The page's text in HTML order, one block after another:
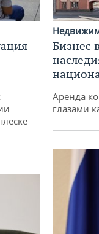
Бизнес
Аренда
глазами